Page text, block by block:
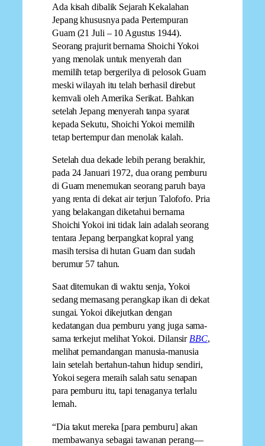
Ada kisah dibalik Sejarah Kekalahan
Jepang khususnya pada Pertempuran
Guam (21 Juli – 10 Agustus 1944).
Seorang prajurit bernama Shoichi Yokoi
yang menolak untuk menyerah dan
memilih tetap bergerilya di pelosok Guam
meski wilayah itu telah berhasil direbut
kemvali oleh Amerika Serikat. Bahkan
setelah Jepang menyerah tanpa syarat
kepada Sekutu, Shoichi Yokoi memilih
tetap bertempur dan menolak kalah.
Setelah dua dekade lebih perang berakhir,
pada 24 Januari 1972, dua orang pemburu
di Guam menemukan seorang paruh baya
yang renta di dekat air terjun Talofofo. Pria
yang belakangan diketahui bernama
Shoichi Yokoi ini tidak lain adalah seorang
tentara Jepang berpangkat kopral yang
masih tersisa di hutan Guam dan sudah
berumur 57 tahun.
Saat ditemukan di waktu senja, Yokoi
sedang memasang perangkap ikan di dekat
sungai. Yokoi dikejutkan dengan
kedatangan dua pemburu yang juga sama-
sama terkejut melihat Yokoi. DilansirBBC,
melihat pemandangan manusia-manusia
lain setelah bertahun-tahun hidup sendiri,
Yokoi segera meraih salah satu senapan
para pemburu itu, tapi tenaganya terlalu
lemah.
“Dia takut mereka [para pemburu] akan
membawanya sebagai tawanan perang—